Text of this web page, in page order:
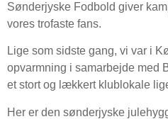
Sønderjyske Fodbold giver
vores trofaste fans.
Lige som sidste gang, vi var i
opvarmning i samarbejde med
et stort og lækkert klublokale
Her er den sønderjyske